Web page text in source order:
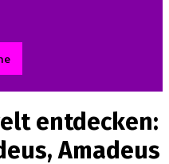
entdecken:
Amadeus